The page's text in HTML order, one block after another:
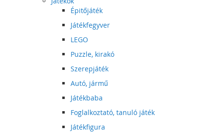
Épitőjáték
Játékfegyver
LEGO
Puzzle, kirakó
Szerepjáték
Autó, jármű
Játékbaba
Foglalkoztató, tanuló játék
Játékfigura